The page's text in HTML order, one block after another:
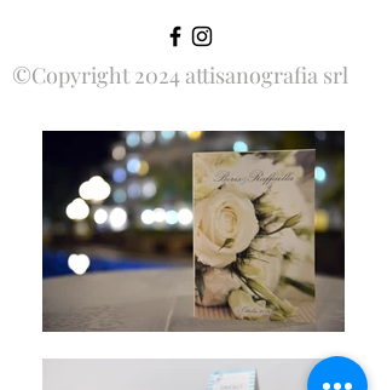
©Copyright 2024 attisanografia srl